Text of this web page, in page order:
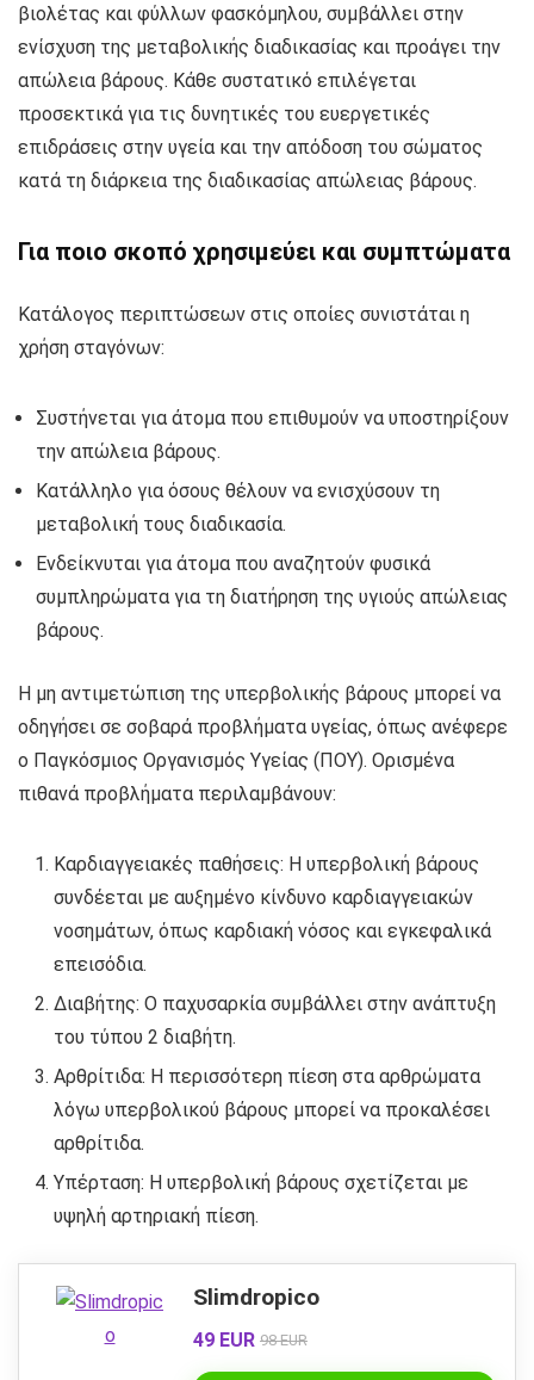
βιολέτας και φύλλων φασκόμηλου, συμβάλλει στην
ενίσχυση της μεταβολικής διαδικασίας και προάγει την
απώλεια βάρους. Κάθε συστατικό επιλέγεται
προσεκτικά για τις δυνητικές του ευεργετικές
επιδράσεις στην υγεία και την απόδοση του σώματος
κατά τη διάρκεια της διαδικασίας απώλειας βάρους.
Για ποιο σκοπό χρησιμεύει και συμπτώματα
Κατάλογος περιπτώσεων στις οποίες συνιστάται η
χρήση σταγόνων:
Συστήνεται για άτομα που επιθυμούν να υποστηρίξουν
την απώλεια βάρους.
Κατάλληλο για όσους θέλουν να ενισχύσουν τη
μεταβολική τους διαδικασία.
Ενδείκνυται για άτομα που αναζητούν φυσικά
συμπληρώματα για τη διατήρηση της υγιούς απώλειας
βάρους.
Η μη αντιμετώπιση της υπερβολικής βάρους μπορεί να
οδηγήσει σε σοβαρά προβλήματα υγείας, όπως ανέφερε
ο Παγκόσμιος Οργανισμός Υγείας (ΠΟΥ). Ορισμένα
πιθανά προβλήματα περιλαμβάνουν:
Καρδιαγγειακές παθήσεις: Η υπερβολική βάρους
συνδέεται με αυξημένο κίνδυνο καρδιαγγειακών
νοσημάτων, όπως καρδιακή νόσος και εγκεφαλικά
επεισόδια.
Διαβήτης: Ο παχυσαρκία συμβάλλει στην ανάπτυξη
του τύπου 2 διαβήτη.
Αρθρίτιδα: Η περισσότερη πίεση στα αρθρώματα
λόγω υπερβολικού βάρους μπορεί να προκαλέσει
αρθρίτιδα.
Υπέρταση: Η υπερβολική βάρους σχετίζεται με
υψηλή αρτηριακή πίεση.
Slimdropico
49 EUR 98 EUR